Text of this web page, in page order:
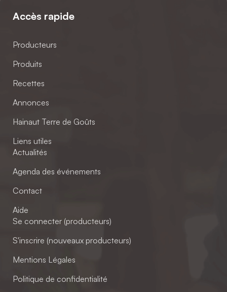
Accès rapide
Producteurs
Produits
Recettes
Annonces
Hainaut Terre de Goûts
Liens utiles
Actualités
Agenda des événements
Contact
Aide
Se connecter (producteurs)
S'inscrire (nouveaux producteurs)
Mentions Légales
Politique de confidentialité